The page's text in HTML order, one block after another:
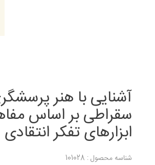
آشنایی با هنر
سقراطی بر اساس
ابزارهای تفکر انتقادی
شناسه محصول : 101028